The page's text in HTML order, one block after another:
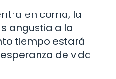
en coma, la
angustia a la
tiempo estará
de vida